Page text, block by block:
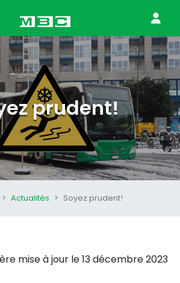
prudent!
Actualités Soyez prudent!
mise à jour le13 décembre 2023